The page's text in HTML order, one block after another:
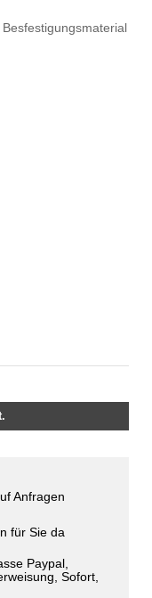
Anfragen
für Sie da
Paypal,
Sofort,